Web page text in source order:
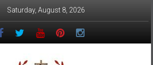
Saturday, August 8, 2026